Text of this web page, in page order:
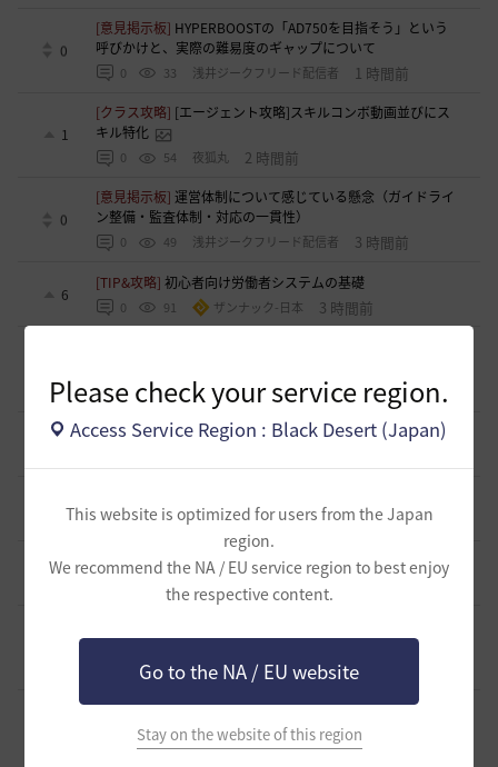
Please check your service region.
Access Service Region : Black Desert (Japan)
This website is optimized for users from the Japan
region.
We recommend the NA / EU service region to best enjoy
the respective content.
Go to the NA / EU website
Stay on the website of this region
0
[意見掲示板] HYPERBOOSTの「AD750を目指そう」という
呼びかけと、実際の難易度のギャップについて
0 33 浅井ジークフリード配信者 1 時間前
1
[クラス攻略] [エージェント攻略]スキルコンボ動画並びにス
キル特化
0 54 夜狐丸 2 時間前
0
[意見掲示板]運営体制について感じている懸念（ガイドライ
ン整備・監査体制・対応の一貫性）
0 49 浅井ジークフリード配信者 3 時間前
6
[TIP&攻略]初心者向け労働者システムの基礎
0 91 ザンナック-日本 3 時間前
0 48 鼠の巣 3 時間前
[ギルド募集]桜色の四つ葉 メンバー募集(=^・^=)ノ
0
0 80 ノウワン 3 時間前
1
[意見掲示板]PKへの処罰、ちょっと厳しくなりすぎてないか
69 浅井ジークフリード配信者
66 浅井ジークフリード配信者 4 時間前
[ギルド募集]まだまだメンバー募集中です！ ギルド アル
ストロメリア
71 フォンバルト 5 時間前